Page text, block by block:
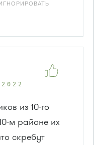
из 10-го
м районе их
скребут